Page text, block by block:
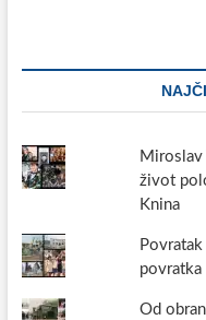
Miroslav
život
Knina
povratka
Od